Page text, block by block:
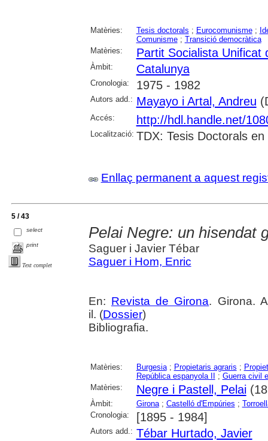
Matèries: Tesis doctorals ; Eurocomunisme;
Comunisme; Transició democràtica
Matèries:
Partit Socialista Unificat
Àmbit: Catalunya
Cronologia: 1975 - 1982
Autors add.: Mayayo i Artal, Andreu
Accés: http://hdl.handle.net/
Localització: TDX: Tesis Doctorals
Enllaç permanent a aquest
5 / 43
select
print
Text complet
Pelai Negre: un hisendat
Saguer i Javier Tébar
Saguer i Hom, Enric
En: Revista de Girona. Girona.
il. (Dossier)
Bibliografia.
Matèries: Burgesia; Propietaris agraris ;
República espanyola II
; Guerra civil
Matèries:
Negre i Pastell, Pelai
Àmbit: Girona; Castelló d'Empúries ;
Cronologia:
[1895 - 1984]
Autors add.: Tébar Hurtado, Javier